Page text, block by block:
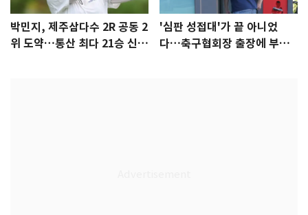
박민지, 제주삼다수 2R 공동 2
위 도약…통산 최다 21승 신기
'심판 성접대'가 끝 아니었
다…축구협회장 출장에 부인